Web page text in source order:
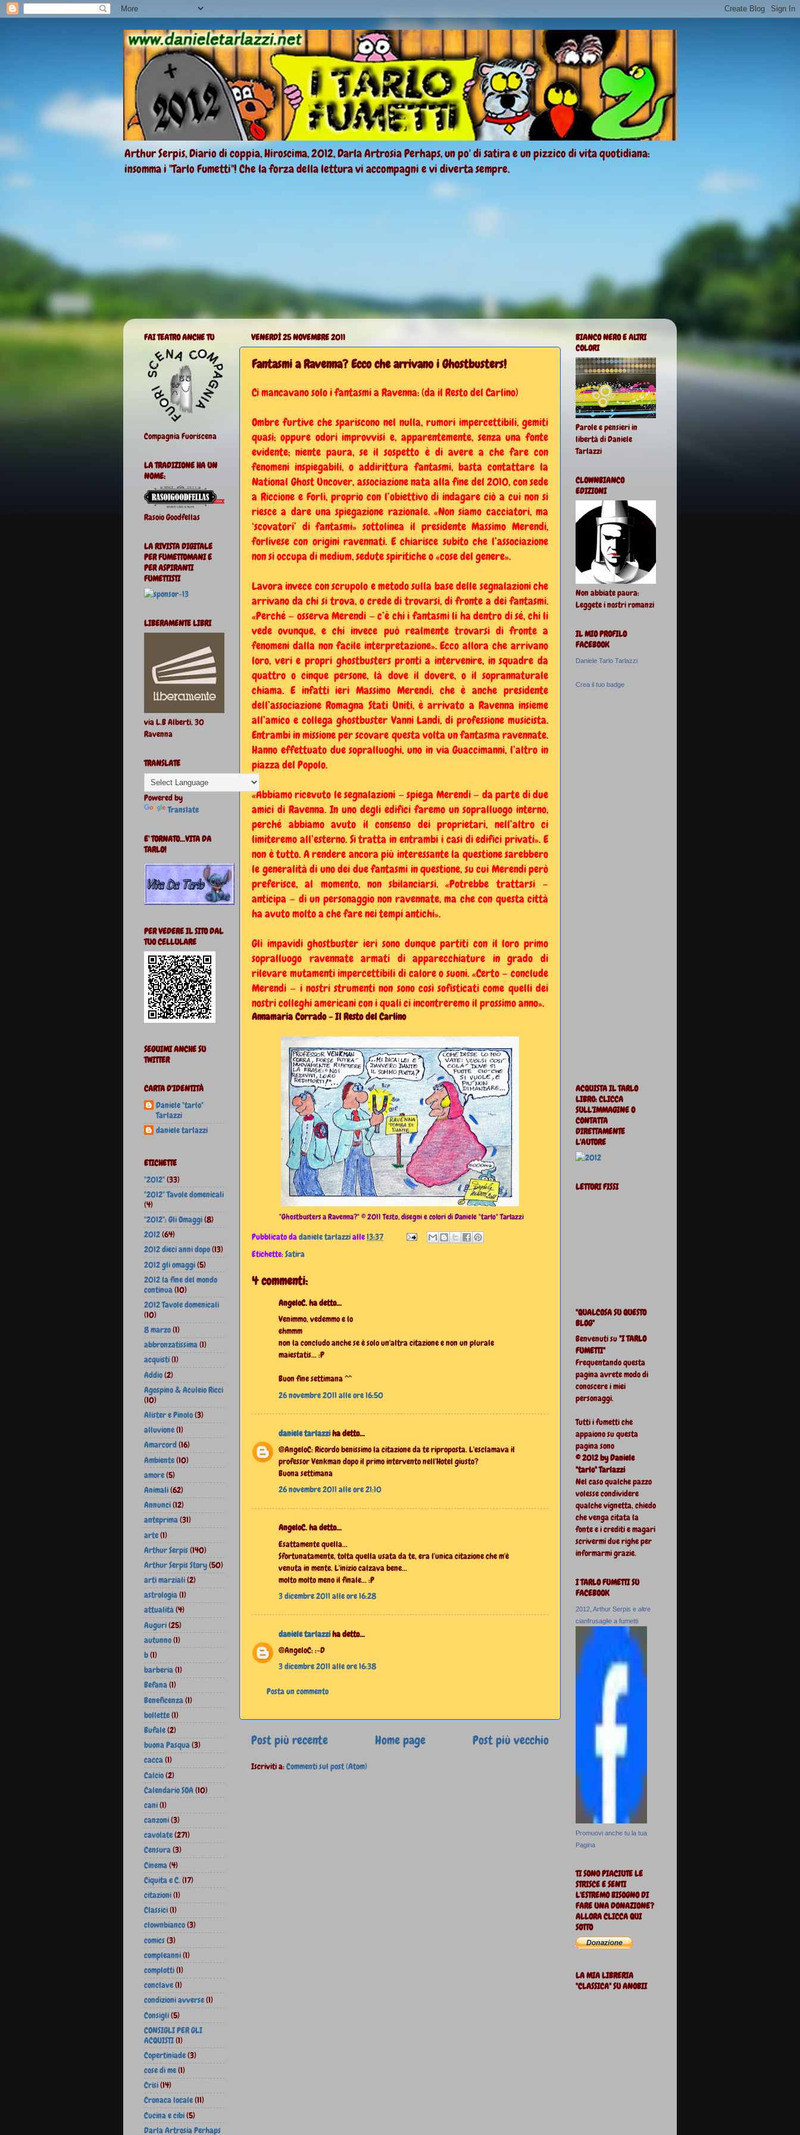
Arthur Serpis, Diario di coppia, Hiroscima, 2012, Darla Artrosia Perhaps, un po' di satira e un pizzico di vita quotidiana:
insomma i "Tarlo Fumetti"! Che la forza della lettura vi accompagni e vi diverta sempre.
VENERDÌ 25 NOVEMBRE 2011
Fantasmi a Ravenna? Ecco che arrivano i Ghostbusters!
Ci mancavano solo i fantasmi a Ravenna: (da il Resto del Carlino)
Ombre furtive che spariscono nel nulla, rumori impercettibili, gemiti
quasi; oppure odori improvvisi e, apparentemente, senza una fonte
evidente; niente paura, se il sospetto è di avere a che fare con
fenomeni inspiegabili, o addirittura fantasmi, basta contattare la
National Ghost Uncover, associazione nata alla fine del 2010, consede
a Riccione e Forlì, proprio con l’obiettivo di indagare ciò a cui non si
riesce a dare una spiegazione razionale. «Non siamo cacciatori, ma
‘scovatori’ di fantasmi» sottolinea il presidente Massimo Merendi,
forlivese con origini ravennati. E chiarisce subito che l’associazione
non si occupa di medium, sedute spiritiche o «cose del genere».
Lavora invece con scrupolo e metodo sulla base delle segnalazioni che
arrivano da chi si trova, o crede di trovarsi, di fronte a dei fantasmi.
«Perché — osserva Merendi — c’è chi i fantasmi li ha dentro di sé, chi li
vede ovunque, e chi invece può realmente trovarsi di fronte a
fenomeni dalla non facile interpretazione». Ecco allora che arrivano
loro, veri e propri ghostbusters pronti a intervenire, in squadre da
quattro o cinque persone, là dove il dovere, o il soprannaturale
chiama. E infatti ieri Massimo Merendi, che è anche presidente
dell’associazione Romagna Stati Uniti, è arrivato a Ravenna insieme
all’amico e collega ghostbuster Vanni Landi, di professione musicista.
Entrambi in missione per scovare questa volta un fantasma ravennate.
Hanno effettuato due sopralluoghi, uno in via Guaccimanni, l’altro in
piazza del Popolo.
«Abbiamo ricevuto le segnalazioni — spiega Merendi — da parte di due
amici di Ravenna. In uno degli edifici faremo un sopralluogo interno,
perché abbiamo avuto il consenso dei proprietari, nell’altro ci
limiteremo all’esterno. Si tratta in entrambi i casi di edifici privati». E
non è tutto. A rendere ancora più interessante la questione sarebbero
le generalità di uno dei due fantasmi in questione, su cui Merendi però
preferisce, al momento, non sbilanciarsi. «Potrebbe trattarsi —
anticipa — di un personaggio non ravennate, ma che con questa città
ha avuto molto a che fare nei tempi antichi».
Gli impavidi ghostbuster ieri sono dunque partiti con il loro primo
sopralluogo ravennate armati di apparecchiature in grado di
rilevare mutamenti impercettibili di calore o suoni. «Certo — conclude
Merendi — i nostri strumenti non sono così sofisticati come quelli dei
nostri colleghi americani con i quali ci incontreremo il prossimo anno».
Annamaria Corrado - Il Resto del Carlino
"Ghostbusters a Ravenna?" © 2011 Testo, disegni e colori di Daniele "tarlo" Tarlazzi
Pubblicato dadaniele tarlazzialle13:37
Etichette:Satira
4 commenti:
AngeloC. ha detto...
Venimmo, vedemmo e lo
ehmmm
non la concludo anche se è solo un'altra citazione e non un plurale
maiestatis... :P
Buon fine settimana ^^
26 novembre 2011 alle ore 16:50
daniele tarlazziha detto...
@AngeloC: Ricordo benissimo la citazione da te riproposta. L'esclamava il
professor Venkman dopo il primo intervento nell'Hotel giusto?
Buona settimana
26 novembre 2011 alle ore 21:10
AngeloC. ha detto...
Esattamente quella...
Sfortunatamente, tolta quella usata da te, era l'unica citazione che m'è
venuta in mente. L'inizio calzava bene...
molto molto meno il finale... :P
3 dicembre 2011 alle ore 16:28
daniele tarlazziha detto...
@AngeloC: :-D
3 dicembre 2011 alle ore 16:38
Posta un commento
Post più recente Post più vecchio
Home page
Iscriviti a:Commenti sul post (Atom)
FAI TEATRO ANCHE TU
Compagnia Fuoriscena
LA TRADIZIONE HA UN
NOME:
Rasoio Goodfellas
LA RIVISTA DIGITALE
PER FUMETTOMANI E
PER ASPIRANTI
FUMETTISTI
LIBERAMENTE LIBRI
via L.B Alberti, 30
Ravenna
TRANSLATE
Powered by
Translate
E' TORNATO...VITA DA
TARLO!
PER VEDERE IL SITO DAL
TUO CELLULARE
SEGUIMI ANCHE SU
TWITTER
CARTA D'IDENTITÀ
Daniele "tarlo"
Tarlazzi
daniele tarlazzi
ETICHETTE
"2012"(33)
"2012" Tavole domenicali
(4)
"2012": Gli Omaggi(8)
2012(64)
2012 dieci anni dopo(13)
2012 gli omaggi(5)
2012 la fine del mondo
continua(10)
2012 Tavole domenicali
(10)
8 marzo(1)
abbronzatissima(1)
acquisti(1)
Addio(2)
Agospino & Aculeio Ricci
(10)
Alister e Pinolo(3)
alluvione(1)
Amarcord(16)
Ambiente(10)
amore(5)
Animali(62)
Annunci(12)
anteprima(31)
arte(1)
Arthur Serpis(140)
Arthur Serpis Story(50)
arti marziali(2)
astrologia(1)
attualità(4)
Auguri(25)
autunno(1)
b(1)
barberia(1)
Befana(1)
Beneficenza(1)
bollette(1)
Bufale(2)
buona Pasqua(3)
cacca(1)
Calcio(2)
Calendario SOA(10)
cani(1)
canzoni(3)
cavolate(271)
Censura(3)
Cinema(4)
Ciquita e C.(17)
citazioni(1)
Classici(1)
clownbianco(3)
comics(3)
compleanni(1)
complotti(1)
conclave(1)
condizioni avverse(1)
Consigli(5)
CONSIGLI PER GLI
ACQUISTI(1)
Copertiniade(3)
cose di me(1)
Crisi(14)
Cronaca locale(11)
Cucina e cibi(5)
Darla Artrosia Perhaps
BIANCO NERO E ALTRI
COLORI
Parole e pensieri in
libertà di Daniele
Tarlazzi
CLOWNBIANCO
EDIZIONI
Non abbiate paura:
Leggete i nostri romanzi
IL MIO PROFILO
FACEBOOK
Daniele Tarlo Tarlazzi
Crea il tuo badge
ACQUISTA IL TARLO
LIBRO: CLICCA
SULL'IMMAGINE O
CONTATTA
DIRETTAMENTE
L'AUTORE
LETTORI FISSI
"QUALCOSA SU QUESTO
BLOG"
Benvenuti su"I TARLO
FUMETTI"
Frequentando questa
pagina avrete modo di
conoscere i miei
personaggi.
Tutti i fumetti che
appaiono su questa
pagina sono
© 2012 by Daniele
"tarlo" Tarlazzi
Nel caso qualche pazzo
volesse condividere
qualche vignetta, chiedo
che venga citata la
fonte e i crediti e magari
scrivermi due righe per
informarmi grazie.
I TARLO FUMETTI SU
FACEBOOK
2012, Arthur Serpis e altre
cianfrusaglie a fumetti
Promuovi anche tu la tua
Pagina
TI SONO PIACIUTE LE
STRISCE E SENTI
L'ESTREMO BISOGNO DI
FARE UNA DONAZIONE?
ALLORA CLICCA QUI
SOTTO
LA MIA LIBRERIA
"CLASSICA" SU ANOBII